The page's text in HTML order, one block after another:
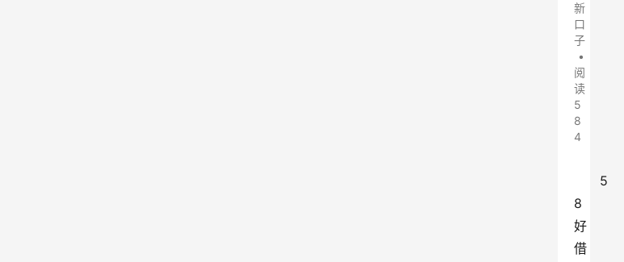
新
口
子
•
阅
读
5
8
4
5
8
好
借